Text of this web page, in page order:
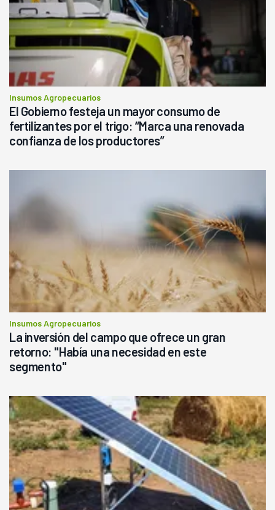
Insumos Agropecuarios
El Gobierno festeja un mayor consumo de
fertilizantes por el trigo: “Marca una renovada
confianza de los productores”
Insumos Agropecuarios
La inversión del campo que ofrece un gran
retorno: "Había una necesidad en este
segmento"